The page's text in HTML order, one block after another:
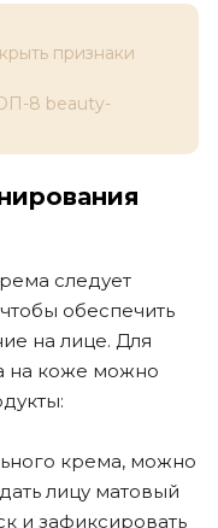
признаки
8 beauty-
следует
обеспечить
на лице. Для
на коже можно
крема, можно
лицу матовый
и зафиксировать